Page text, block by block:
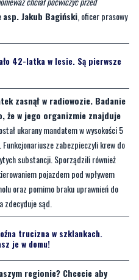
42-latka w lesie. Są pierwsze
zasnął w radiowozie. Badanie
że w jego organizmie znajduje
ukarany mandatem w wysokości 5
zabezpieczyli krew do
substancji. Sporządzili również
pojazdem pod wpływem
oraz pomimo braku uprawnień do
zdecyduje sąd.
trucizna w szklankach.
je w domu!
regionie? Chcecie aby
Czekamy na Wasze
się z naszą redakcją za
i mailowo: